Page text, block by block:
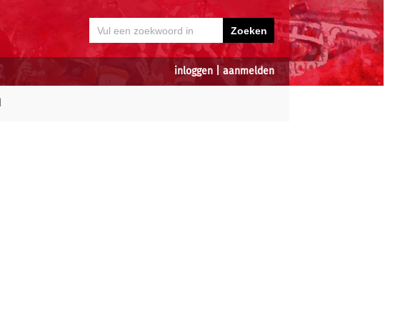
inloggen aanmelden